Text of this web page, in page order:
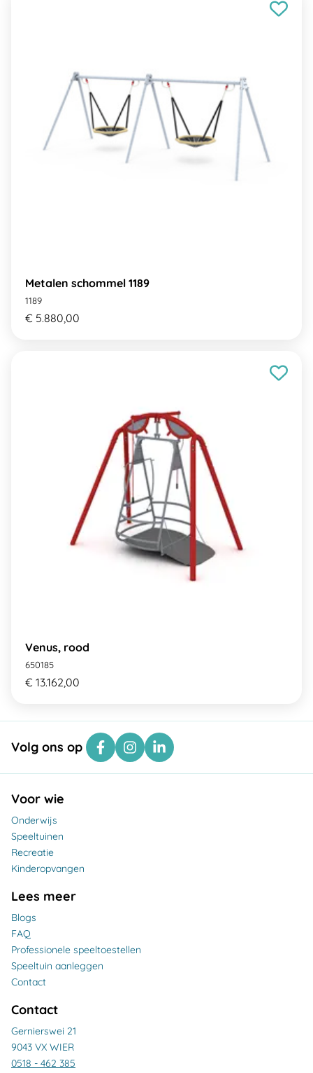
Metalen schommel 1189
1189
€ 5.880,00
Venus, rood
650185
€ 13.162,00
Volg ons op
Voor wie
Onderwijs
Speeltuinen
Recreatie
Kinderopvangen
Lees meer
Blogs
FAQ
Professionele speeltoestellen
Speeltuin aanleggen
Contact
Contact
Gernierswei 21
9043 VX WIER
0518 - 462 385